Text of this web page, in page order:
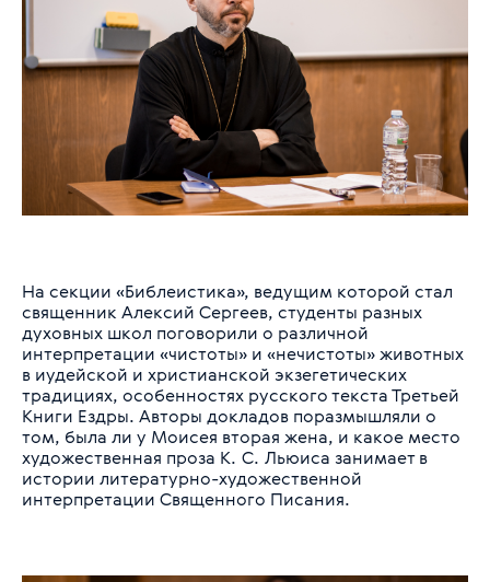
На секции «Библеистика», ведущим которой стал
священник Алексий Сергеев, студенты разных
духовных школ поговорили о различной
интерпретации «чистоты» и «нечистоты» животных
в иудейской и христианской экзегетических
традициях, особенностях русского текста Третьей
Книги Ездры. Авторы докладов поразмышляли о
том, была ли у Моисея вторая жена, и какое место
художественная проза К. С. Льюиса занимает в
истории литературно-художественной
интерпретации Священного Писания.